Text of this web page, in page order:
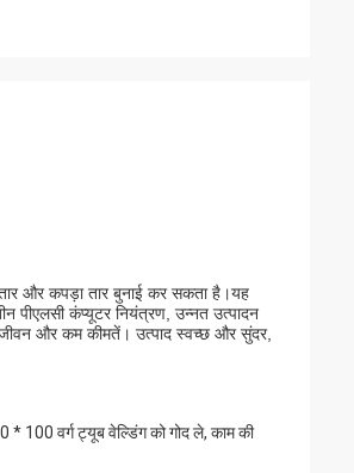
और कपड़ा तार बुनाई कर सकता है।यह
पीएलसी कंप्यूटर नियंत्रण, उन्नत उत्पादन
और कम कीमतें। उत्पाद स्वच्छ और सुंदर,
100 वर्ग ट्यूब वेल्डिंग को गोद ले, काम की